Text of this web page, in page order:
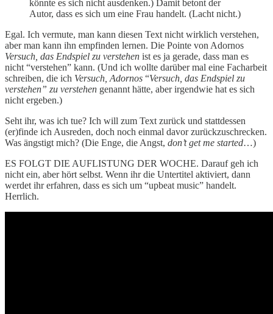
könnte es sich nicht ausdenken.) Damit betont der
Autor, dass es sich um eine Frau handelt. (Lacht nicht.)
Egal. Ich vermute, man kann diesen Text nicht wirklich verstehen,
aber man kann ihn empfinden lernen. Die Pointe von Adornos
Versuch, das Endspiel zu verstehen ist es ja gerade, dass man es
nicht “verstehen” kann. (Und ich wollte darüber mal eine Facharbeit
schreiben, die ich Versuch, Adornos “Versuch, das Endspiel zu
verstehen” zu verstehen genannt hätte, aber irgendwie hat es sich
nicht ergeben.)
Seht ihr, was ich tue? Ich will zum Text zurück und stattdessen
(er)finde ich Ausreden, doch noch einmal davor zurückzuschrecken.
Was ängstigt mich? (Die Enge, die Angst, don’t get me started…)
ES FOLGT DIE AUFLISTUNG DER WOCHE. Darauf geh ich
nicht ein, aber hört selbst. Wenn ihr die Untertitel aktiviert, dann
werdet ihr erfahren, dass es sich um “upbeat music” handelt.
Herrlich.